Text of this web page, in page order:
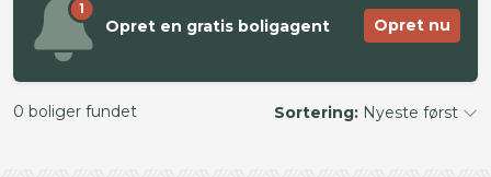
1
Opret en gratis boligagent Opret nu
0 boliger fundet Sortering: Nyeste først